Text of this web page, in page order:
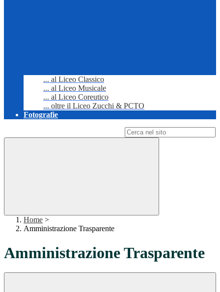
... al Liceo Classico
... al Liceo Musicale
... al Liceo Coreutico
... oltre il Liceo Zucchi & PCTO
Fotografie
Home >
Amministrazione Trasparente
Amministrazione Trasparente